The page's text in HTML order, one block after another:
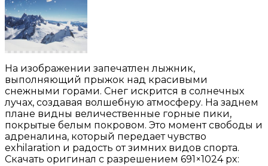
На изображении запечатлен лыжник,
выполняющий прыжок над красивыми
снежными горами. Снег искрится в солнечных
лучах, создавая волшебную атмосферу. На заднем
плане видны величественные горные пики,
покрытые белым покровом. Это момент свободы и
адреналина, который передает чувство
exhilaration и радость от зимних видов спорта.
Скачать оригинал с разрешением 691×1024 px: